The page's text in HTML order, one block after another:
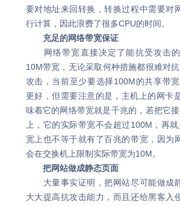
要对地址来回转换，转换过程中需要对
行计算，因此浪费了很多CPU的时间。
充足的网络带宽保证
网络带宽直接决定了能抗受攻击的
10M带宽，无论采取何种措施都很难对
攻击，当前至少要选择100M的共享带
更好，但需要注意的是，主机上的网卡
味着它的网络带宽就是千兆的，若把它
上，它的实际带宽不会超过100M，再
宽上也不等于就有了百兆的带宽，因为
会在交换机上限制实际带宽为10M。
把网站做成静态页面
大量事实证明，把网站尽可能做成
大大提高抗攻击能力，而且还给黑客入